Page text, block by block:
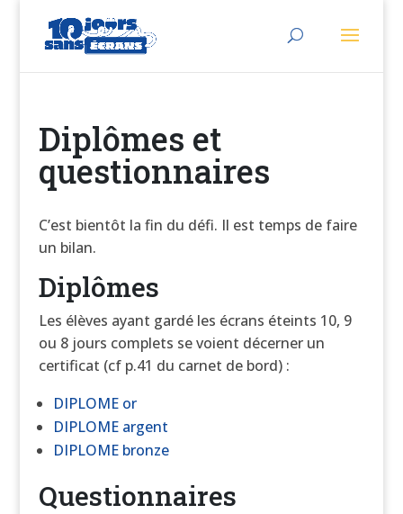
Diplômes et
questionnaires
C’est bientôt la fin du défi. Il est temps de faire
un bilan.
Diplômes
Les élèves ayant gardé les écrans éteints 10, 9
ou 8 jours complets se voient décerner un
certificat (cf p.41 du carnet de bord) :
DIPLOME or
DIPLOME argent
DIPLOME bronze
Questionnaires